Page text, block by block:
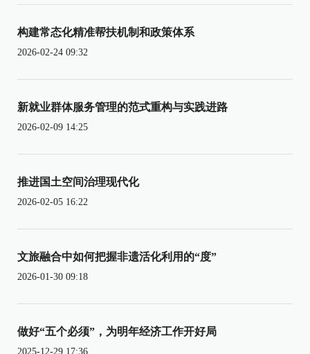
构建常态化精准帮扶机制和政策体系
2026-02-24 09:32
新就业群体服务管理的范式重构与实践进路
2026-02-09 14:25
推进国土空间治理现代化
2026-02-05 16:22
文旅融合中如何把握非遗活化利用的“度”
2026-01-30 09:18
做好“五个必须”，为明年经济工作开好局
2025-12-29 17:36